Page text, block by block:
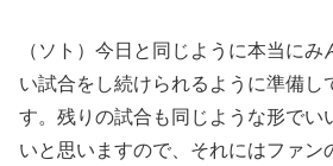
（ソト）今日と同じように本当に
い試合をし続けられるように準備し
す。残りの試合も同じような形でい
いと思いますので、それにはファン